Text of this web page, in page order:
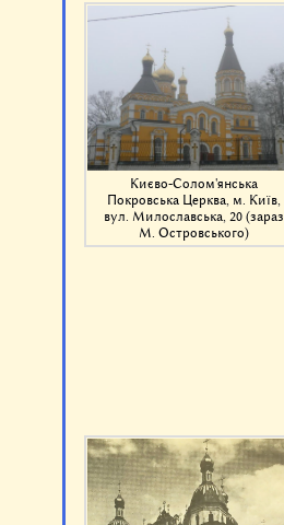
Києво-Солом'янська
Покровська Церква, м. Київ,
вул. Милославська, 20 (зараз
М. Островського)